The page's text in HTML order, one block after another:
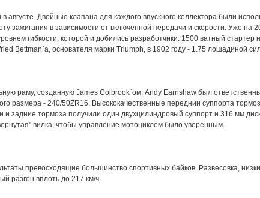
Двойные клапана для каждого впускного коллектора были
зажигания в зависимости от включенной передачи и скорости. Уже на
гибкости, которой и добились разработчики. 1500 ватный стартер
Bettman`a, основателя марки Triumph, в 1902 году - 1.75 лошадиной
раму, созданную James Colbrook`ом. Andy Earnshaw был
размера - 240/50ZR16. Высококачественные переднии суппорта
задние тормоза получили один двухцилиндровый суппорт и 316 мм
вилка, чтобы управление мотоциклом было уверенным.
превосходящие большинство спортивных байков. Развесовка,
разгон вплоть до 217 км/ч.